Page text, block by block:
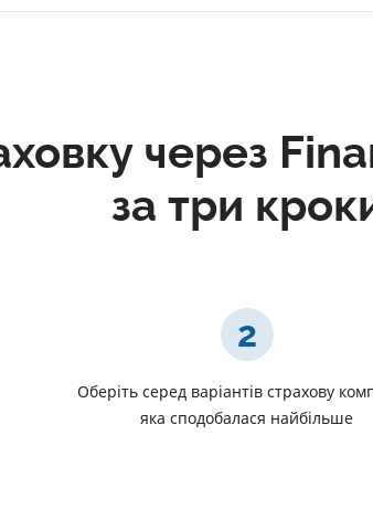
через
за три
2
Оберіть серед варіантів страхову
яка сподобалася найбільше